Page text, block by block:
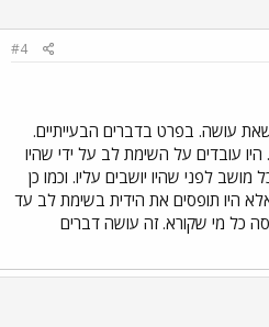
#4
עושה.‏ בפרט בדברים הבעייתיים.‏
עובדים על השימת לב על ידי שהיו
לפני שהיו יושבים עליו.‏ וכמו כן
היו תופסים את הידית בשימת לב עד
כל מי שקורא.‏ זה עושה דברים